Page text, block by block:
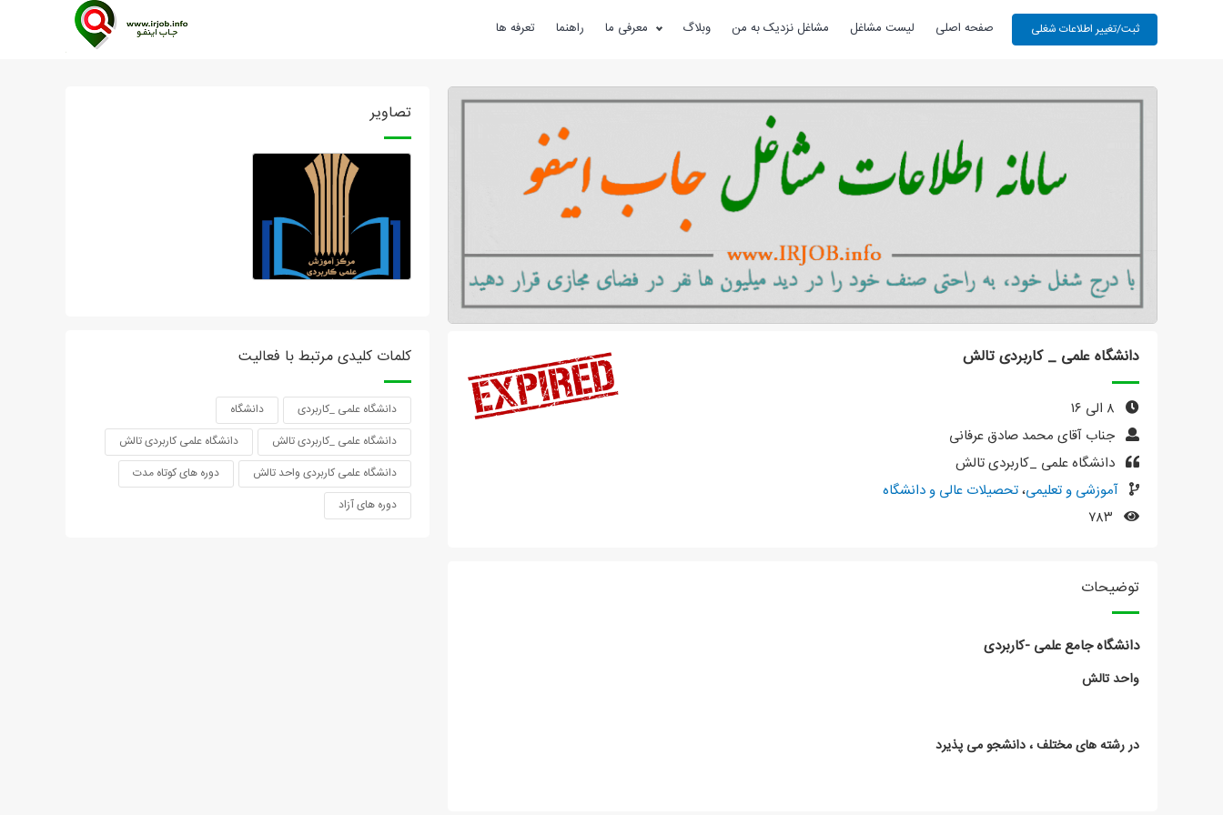
صفحه اصلی لیست مشاغل مشاغل نزدیک به من وبلاگ معرفی ما راهنما تعرفه ها
دانشگاه علمی _ کاربردی تالش
جناب آقای محمد صادق عرفانی
دانشگاه علمی _کاربردی تالش
آموزشی و تعلیمی،تحصیلات عالی و دانشگاه
توضیحات
دانشگاه جامع علمی -کاربردی
واحد تالش
در رشته های مختلف ، دانشجو می پذیرد
تصاویر
کلمات کلیدی مرتبط با فعالیت
دانشگاه علمی _کاربردی
دانشگاه
دانشگاه علمی _کاربردی تالش
دانشگاه علمی کاربردی تالش
دانشگاه علمی کاربردی واحد تالش
دوره های کوتاه مدت
دوره های آزاد